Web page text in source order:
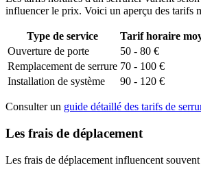
influencer le prix. Voici un aperçu des tarifs
Type de service
Tarif horaire
Ouverture de porte
50 - 80 €
Remplacement de serrure 70 - 100 €
Installation de système
90 - 120 €
Consulter un guide détaillé des tarifs de
Les frais de déplacement
Les frais de déplacement influencent